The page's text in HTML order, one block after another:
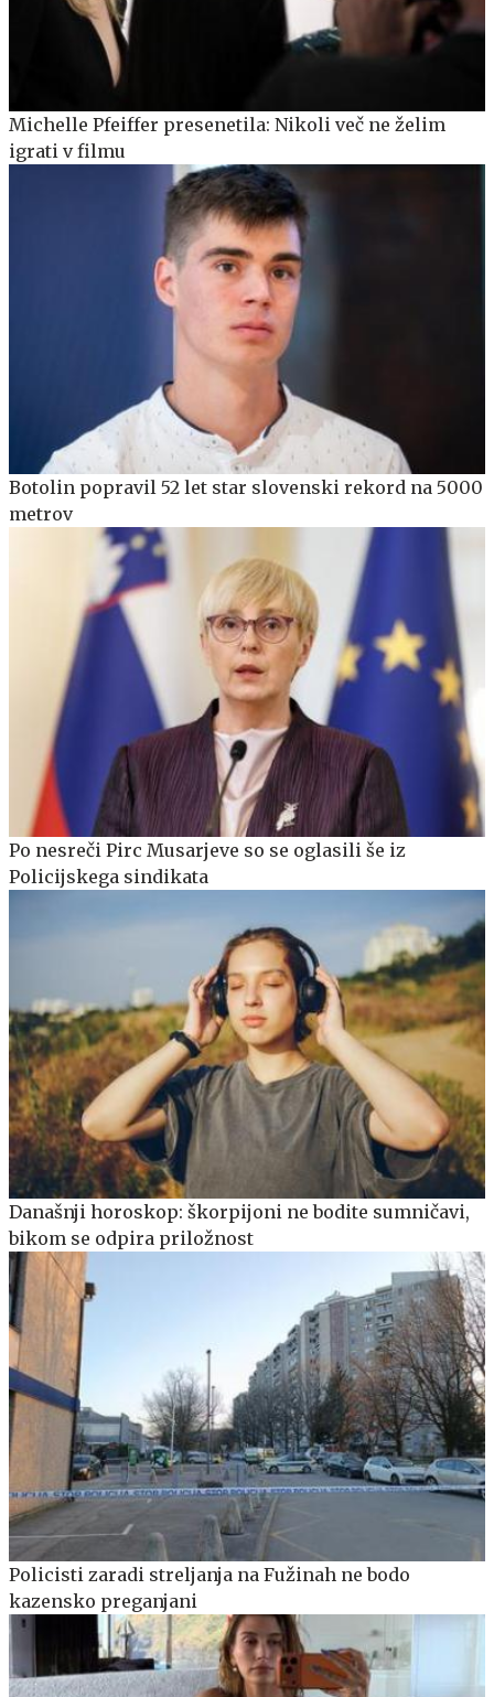
Michelle Pfeiffer presenetila: Nikoli več ne želim
igrati v filmu
Botolin popravil 52 let star slovenski rekord na 5000
metrov
Po nesreči Pirc Musarjeve so se oglasili še iz
Policijskega sindikata
Današnji horoskop: škorpijoni ne bodite sumničavi,
bikom se odpira priložnost
Policisti zaradi streljanja na Fužinah ne bodo
kazensko preganjani